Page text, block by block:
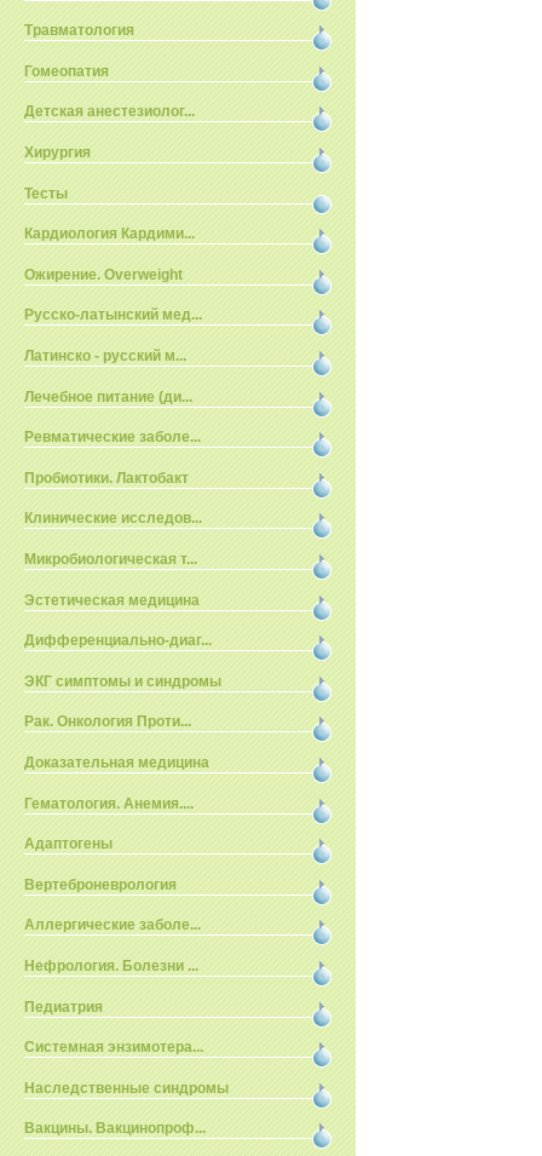
Травматология
Гомеопатия
Детская анестезиолог...
Хирургия
Тесты
Кардиология Кардими...
Ожирение. Overweight
Русско-латынский мед...
Латинско - русский м...
Лечебное питание (ди...
Ревматические заболе...
Пробиотики. Лактобакт
Клинические исследов...
Микробиологическая т...
Эстетическая медицина
Дифференциально-диаг...
ЭКГ симптомы и синдромы
Рак. Онкология Проти...
Доказательная медицина
Гематология. Анемия....
Адаптогены
Вертеброневрология
Аллергические заболе...
Нефрология. Болезни ...
Педиатрия
Системная энзимотера...
Наследственные синдромы
Вакцины. Вакцинопроф...